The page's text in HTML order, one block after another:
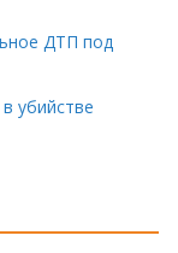
ДТП под
убийстве